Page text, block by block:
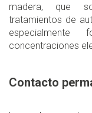
madera, que
tratamientos de
concentraciones
Contacto